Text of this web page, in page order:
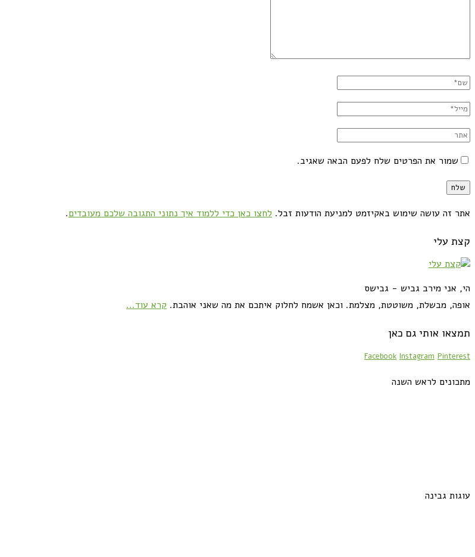
שמור את הפרטים שלח לפעם הבאה שאגיב.
אתר זה עושה שימוש באקיזמט למניעת הודעות זבל. לחצו כאן כדי ללמוד איך נתוני התגובה שלכם מעובדים.
קצת עלי
הי, אני מירב גביש - גבישס
אופה, מבשלת, משוטטת, מצלמת. וכאן אשמח לחלוק איתכם את מה שאני אוהבת. קרא עוד...
תמצאו אותי גם כאן
Facebook Instagram Pinterest
מתכונים לראש השנה
עוגות גבינה